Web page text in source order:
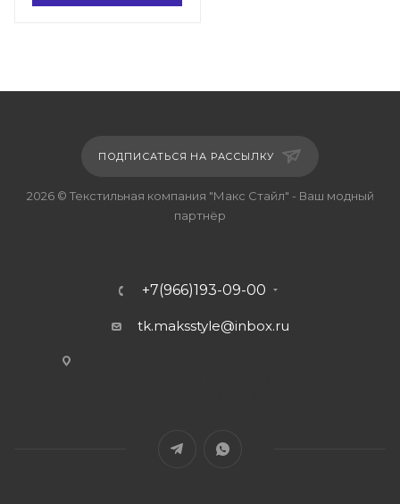
ПОДПИСАТЬСЯ НА РАССЫЛКУ
2026 © Текстильная компания "Макс Стайл" - Ваш модный
партнёр
+7(966)193-09-00
tk.maksstyle@inbox.ru